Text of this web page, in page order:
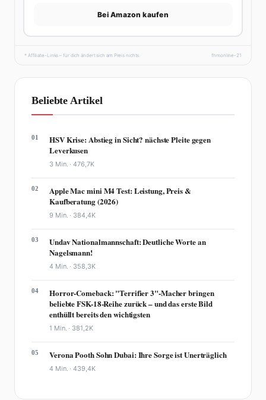
Bei Amazon kaufen
* Affiliate-Links – für dich ändert sich am Preis nichts. fhmonline-21
Beliebte Artikel
01
HSV Krise: Abstieg in Sicht? nächste Pleite gegen
Leverkusen
3 Min. ·476,7K
02
Apple Mac mini M4 Test: Leistung, Preis &
Kaufberatung (2026)
9 Min. · 384,4K
03
Undav Nationalmannschaft: Deutliche Worte an
Nagelsmann!
4 Min. · 358,3K
04
Horror-Comeback: "Terrifier 3"-Macher bringen
beliebte FSK-18-Reihe zurück – und das erste Bild
enthüllt bereits den wichtigsten
1 Min. · 381,2K
05 Verona Pooth Sohn Dubai: Ihre Sorge ist Unerträglich
4 Min. ·439,4K